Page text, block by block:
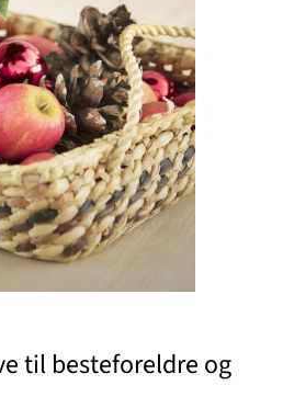
til besteforeldre og